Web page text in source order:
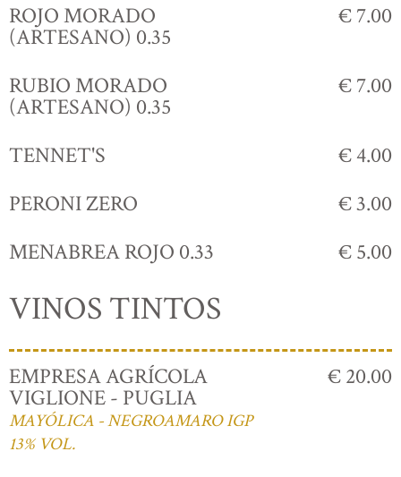
ROJO MORADO
(ARTESANO) 0.35
€ 7.00
RUBIO MORADO
(ARTESANO) 0.35
€ 7.00
TENNET'S
€ 4.00
PERONI ZERO
€ 3.00
MENABREA ROJO 0.33
€ 5.00
VINOS TINTOS
EMPRESA AGRÍCOLA
VIGLIONE - PUGLIA
MAYÓLICA - NEGROAMARO IGP
13% VOL.
€ 20.00